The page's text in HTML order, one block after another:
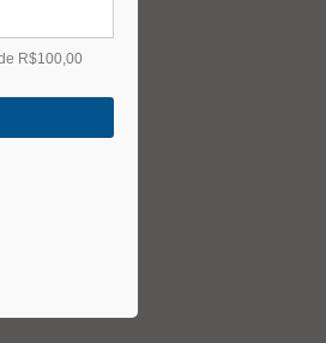
R$100,00